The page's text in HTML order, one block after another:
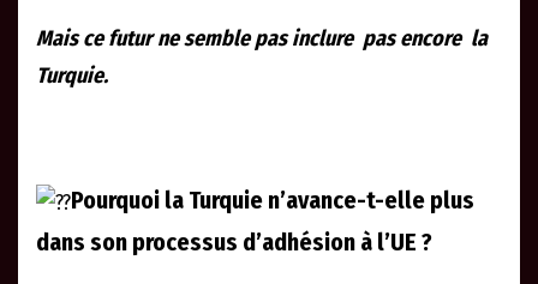
Mais ce futur ne semble pas inclure pas encore la
Turquie.
Pourquoi la Turquie n’avance-t-elle plus
dans son processus d’adhésion à l’UE ?